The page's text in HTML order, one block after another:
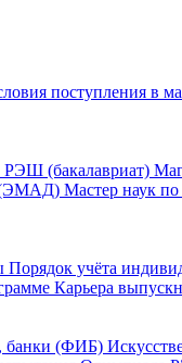
поступления в
(бакалавриат)
(ЭМАД) Мастер наук
Порядок учёта
Карьера
банки (ФИБ)